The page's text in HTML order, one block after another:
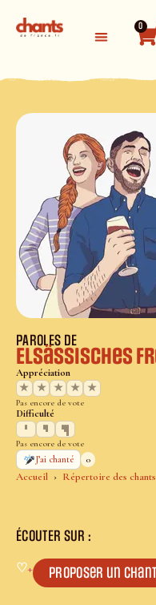
0
Accueil Répertoire des chants
PAROLES DE
Elsässisches
Appréciation
★
★ ★ ★ ★
Pas encore de vote
Difficulté
Pas encore de vote
J’ai chanté
0
ÉCOUTER SUR :
♡+ Proposer un chant